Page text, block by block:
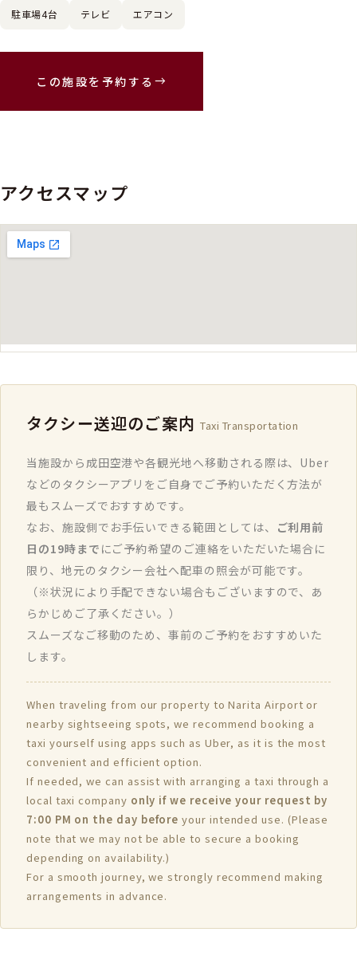
駐車場4台 テレビ エアコン
この施設を予約する
アクセスマップ
タクシー送迎のご案内Taxi Transportation
当施設から成田空港や各観光地へ移動される際は、Uber
などのタクシーアプリをご自身でご予約いただく方法が
最もスムーズでおすすめです。
なお、施設側でお手伝いできる範囲としては、 ご利用前
日の19時まで にご予約希望のご連絡をいただいた場合に
限り、地元のタクシー会社へ配車の照会が可能です。
（※状況により手配できない場合もございますので、あ
らかじめご了承ください。）
スムーズなご移動のため、事前のご予約をおすすめいた
します。
When traveling from our property to Narita Airport or
nearby sightseeing spots, we recommend booking a
taxi yourself using apps such as Uber, as it is the most
convenient and efficient option.
If needed, we can assist with arranging a taxi through a
local taxi company only if we receive your request by
7:00 PM on the day before your intended use. (Please
note that we may not be able to secure a booking
depending on availability.)
For a smooth journey, we strongly recommend making
arrangements in advance.